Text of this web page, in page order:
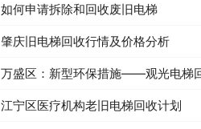
如何申请拆除和回收废旧电梯
肇庆旧电梯回收行情及价格分析
万盛区：新型环保措施——观光电梯
江宁区医疗机构老旧电梯回收计划